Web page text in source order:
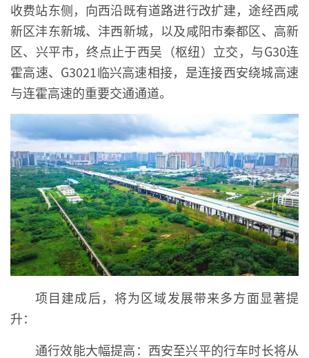
收费站东侧，向西沿既有道路进行改扩建，途经西咸
新区沣东新城、沣西新城，以及咸阳市秦都区、高新
区、兴平市，终点止于西吴（枢纽）立交，与G30连
霍高速、G3021临兴高速相接，是连接西安绕城高速
与连霍高速的重要交通通道。
项目建成后，将为区域发展带来多方面显著提
升：
通行效能大幅提高：西安至兴平的行车时长将从